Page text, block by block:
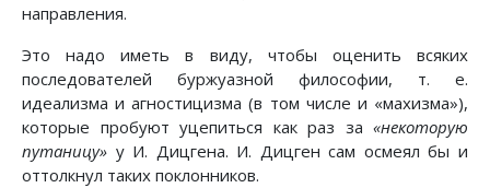
направления.
Это надо иметь в виду, чтобы оценить всяких
последователей буржуазной философии, т. е.
идеализма и агностицизма (в том числе и «махизма»),
которые пробуют уцепиться как раз за «некоторую
путаницу» у И. Дицгена. И. Дицген сам осмеял бы и
оттолкнул таких поклонников.